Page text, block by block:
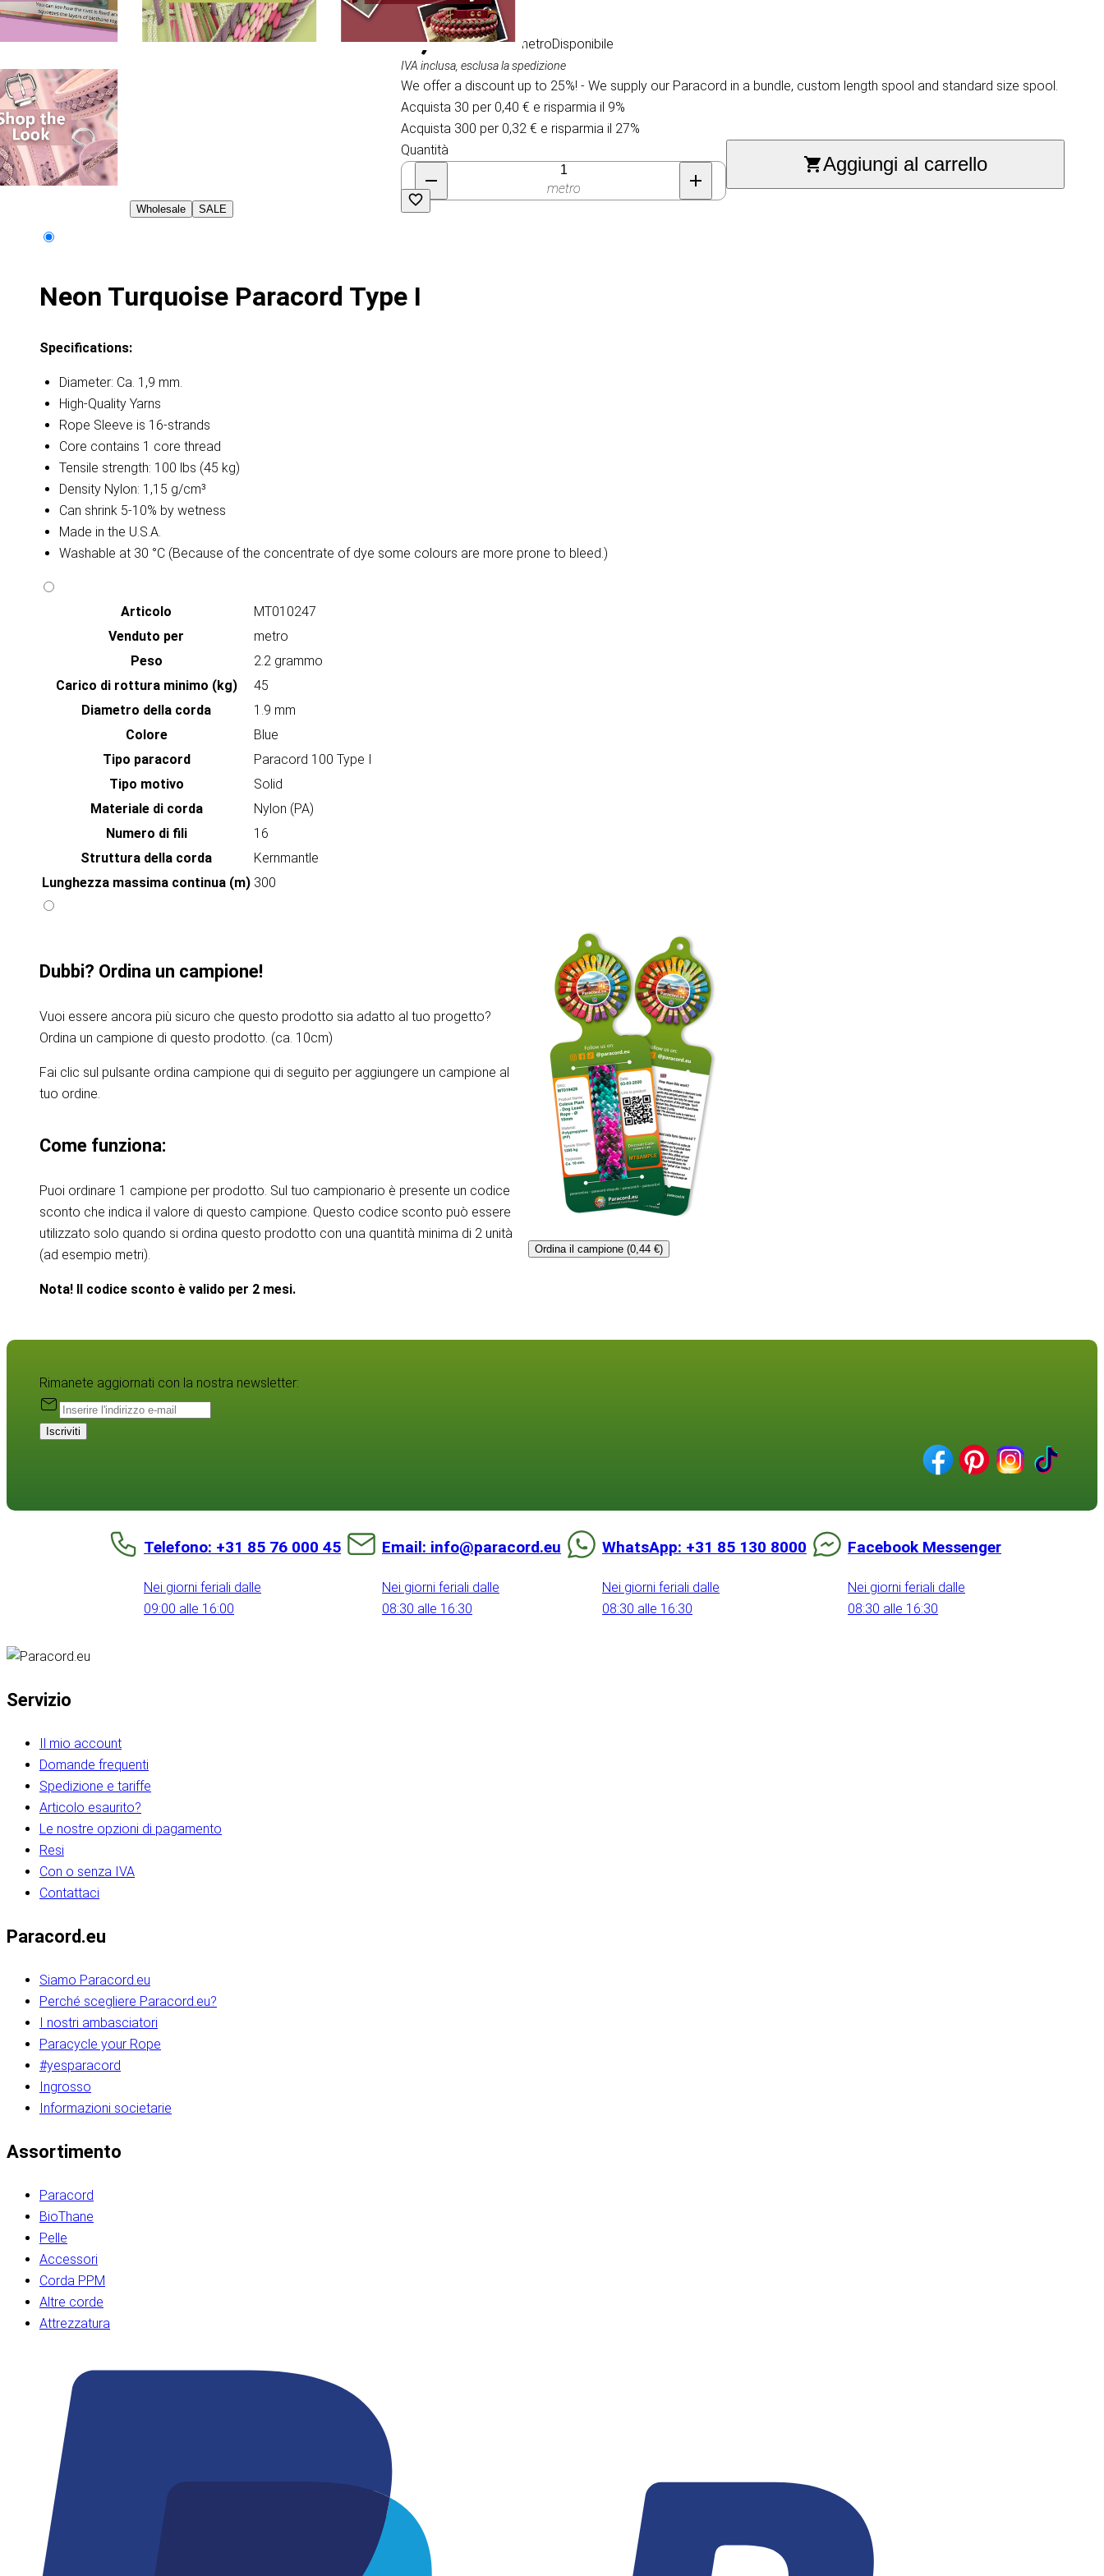
Wholesale SALE
0,44 €/ al metroDisponibile
IVA inclusa, esclusa la spedizione
We offer a discount up to 25%! - We supply our Paracord in a bundle, custom length spool and standard size spool.
Acquista 30 per 0,40 € e risparmia il 9%
Acquista 300 per 0,32 € e risparmia il 27%
Quantità
metro
Aggiungi al carrello
Neon Turquoise Paracord Type I
Specifications:
Diameter: Ca. 1,9 mm.
High-Quality Yarns
Rope Sleeve is 16-strands
Core contains 1 core thread
Tensile strength: 100 lbs (45 kg)
Density Nylon: 1,15 g/cm³
Can shrink 5-10% by wetness
Made in the U.S.A.
Washable at 30 °C (Because of the concentrate of dye some colours are more prone to bleed.)
Articolo
MT010247
Venduto per
metro
Peso
2.2 grammo
Carico di rottura minimo (kg)
45
Diametro della corda
1.9 mm
Colore
Blue
Tipo paracord
Paracord 100 Type I
Tipo motivo
Solid
Materiale di corda
Nylon (PA)
Numero di fili
16
Struttura della corda
Kernmantle
Lunghezza massima continua (m) 300
Dubbi? Ordina un campione!
Vuoi essere ancora più sicuro che questo prodotto sia adatto al tuo progetto?
Ordina un campione di questo prodotto. (ca. 10cm)
Fai clic sul pulsante ordina campione qui di seguito per aggiungere un campione al
tuo ordine.
Come funziona:
Puoi ordinare 1 campione per prodotto. Sul tuo campionario è presente un codice
sconto che indica il valore di questo campione. Questo codice sconto può essere
utilizzato solo quando si ordina questo prodotto con una quantità minima di 2 unità
(ad esempio metri).
Nota! Il codice sconto è valido per 2 mesi.
Ordina il campione (0,44 €)
Rimanete aggiornati con la nostra newsletter:
Iscriviti
Telefono: +31 85 76 000 45
Nei giorni feriali dalle
09:00 alle 16:00
Email: info@paracord.eu
Nei giorni feriali dalle
08:30 alle 16:30
WhatsApp: +31 85 130 8000
Nei giorni feriali dalle
08:30 alle 16:30
Facebook Messenger
Nei giorni feriali dalle
08:30 alle 16:30
Servizio
Il mio account
Domande frequenti
Spedizione e tariffe
Articolo esaurito?
Le nostre opzioni di pagamento
Resi
Con o senza IVA
Contattaci
Paracord.eu
Siamo Paracord.eu
Perché scegliere Paracord.eu?
I nostri ambasciatori
Paracycle your Rope
#yesparacord
Ingrosso
Informazioni societarie​​​​‌ ‍ ​‍​‍‌‍ ‌ ​‍‌‍‍‌‌‍‌ ‌‍‍‌‌‍ ‍​‍​‍​ ‍‍​‍​‍‌ ​ ‌‍​‌‌‍ ‍‌‍‍‌‌ ‌​‌ ‍‌​‍ ‍‌‍‍‌‌‍ ​‍​‍​‍ ​​‍​‍‌‍‍​‌ ​‍‌‍‌‌‌‍‌‍​‍​‍​ ‍‍​‍​‍‌‍‍​‌ ‌​‌ ‌​‌ ​​‌ ​ ​ ‍‍​‍ ​‍ ‌ ​​‌‍​‌‌ ​‍‌‍​‌‌‍​ ‌‍ ‌ ​‍‌‍‌​​‍ ‍‌ ​ ‌‍​‌‌‍ ‍‌‍‍‌‌ ‌​‌ ‍‌​‍ ‍‌ ​ ‌ ‌​‌ ‌‌‌‍‌​‌‍‍‌‌‍ ​‍ ‌‍‍‌‌‍ ‍‌ ‌​‌‍‌‌‌‍ ‍‌ ‌​​‍ ‌‍‌‌‌‍‌​‌‍‍‌‌ ‌​​‍ ‌‍ ‌‌‍ ‌‍‌​‌‍‌‌​ ‌‌ ​​‌ ​‍‌‍‌‌‌ ​ ‌‍‌‌‌‍ ‍‌ ‌​‌‍​‌‌ ‌​‌‍‍‌‌‍ ‌‍ ‍​ ‍ ‌‍‍‌‌‍‌​​ ‌‌‍‌‍‌‍ ‌‍ ‌ ‌​‌‍‌‌‌ ​‍​‍ ‌‌‍​‍‌ ​‍‌‍​‌‌‍ ‍‌‍‌​​‍ ‌‌‍‍‌‌‍ ‌‌ ​​‌ ​‍‌‍‍‌‌‍ ‍‌ ‌​​ ‍ ‌ ‌​‌ ‍‌‌ ​​‌‍‌‌​ ‌‌ ‌​‌ ​‍‌‍​‌‌‍ ‍‌ ​ ‌‍ ​‌‍​‌‌ ‌​‌‍‌‌‌‍‌​​‍ ‌‌‍ ‌‌‍‌‌‌ ​ ‌ ​ ‌‍​‌‌‍‌ ‌‍‌‌​ ‍ ‌ ​​‌‍​‌‌ ‌​‌‍‍​​ ‌‌ ‌‍‌‍​‌‌‍ ​‌ ‌‌‌‍‌‌​‍ ‍‌‍‍‌‌ ‌​‌‌ ‌​‍‌‌‌‌​​ ‌‍​‍‌‍​‌‌ ​ ‌‍‌‌‌‌‌‌‌ ​‍‌‍ ​​ ‌‌‍‍​‌ ‌​‌ ‌​‌ ​​‌ ​ ​‍‌‌​ ​ ‌​​‌​‍‌‌​ ​‍‌​‌‍​‍‌‌​ ​‍‌​‌‍‌ ​​‌‍​‌‌ ​‍‌‍​‌‌‍​ ‌‍ ‌ ​‍‌‍‌​​‍ ‍‌ ​ ‌‍​‌‌‍ ‍‌‍‍‌‌ ‌​‌ ‍‌​‍ ‍‌ ​ ‌ ‌​‌ ‌‌‌‍‌​‌‍‍‌‌‍ ​‍‌‍‌‍‍‌‌‍‌​​ ‌‌‍‌‍‌‍ ‌‍ ‌ ‌​‌‍‌‌‌ ​‍​‍ ‌‌‍​‍‌ ​‍‌‍​‌‌‍ ‍‌‍‌​​‍ ‌‌‍‍‌‌‍ ‌‌ ​​‌ ​‍‌‍‍‌‌‍ ‍‌ ‌​​‍‌‍‌ ‌​‌ ‍‌‌ ​​‌‍‌‌​ ‌‌ ‌​‌ ​‍‌‍​‌‌‍ ‍‌ ​ ‌‍ ​‌‍​‌‌ ‌​‌‍‌‌‌‍‌​​‍ ‌‌‍ ‌‌‍‌‌‌ ​ ‌ ​ ‌‍​‌‌‍‌ ‌‍‌‌​‍‌‍‌ ​​‌‍​‌‌ ‌​‌‍‍​​ ‌‌ ‌‍‌‍​‌‌‍ ​‌ ‌‌‌‍‌‌​‍ ‍‌‍‍‌‌ ‌​‌‌ ‌​‍‌‌‌‌​​‍‌‍‌ ​​‌‍‌‌‌ ​‍‌ ​ ‌ ​​‌‍‌‌‌‍​ ‌ ‌​‌‍‍‌‌ ‌‍‌‍‌‌​ ‌‌ ​​‌ ‌‌‌‍​‍‌‍ ​‌‍‍‌‌ ​ ‌‍‍​‌‍‌‌‌‍‌​​‍​‍‌ ‌​​​​‌ ‍ ​‍​‍‌‍ ‌ ​‍‌‍‍‌‌‍‌ ‌‍‍‌‌‍ ‍​‍​‍​ ‍‍​‍​‍‌ ​ ‌‍​‌‌‍ ‍‌‍‍‌‌ ‌​‌ ‍‌​‍ ‍‌‍‍‌‌‍ ​‍​‍​‍ ​​‍​‍‌‍‍​‌ ​‍‌‍‌‌‌‍‌‍​‍​‍​ ‍‍​‍​‍‌‍‍​‌ ‌​‌ ‌​‌ ​​‌ ​ ​ ‍‍​‍ ​‍ ‌ ​​‌‍​‌‌ ​‍‌‍​‌‌‍​ ‌‍ ‌ ​‍‌‍‌​​‍ ‍‌ ​ ‌‍​‌‌‍ ‍‌‍‍‌‌ ‌​‌ ‍‌​‍ ‍‌ ​ ‌ ‌​‌ ‌‌‌‍‌​‌‍‍‌‌‍ ​‍ ‌‍‍‌‌‍ ‍‌ ‌​‌‍‌‌‌‍ ‍‌ ‌​​‍ ‌‍‌‌‌‍‌​‌‍‍‌‌ ‌​​‍ ‌‍ ‌‌‍ ‌‍‌​‌‍‌‌​ ‌‌ ​​‌ ​‍‌‍‌‌‌ ​ ‌‍‌‌‌‍ ‍‌ ‌​‌‍​‌‌ ‌​‌‍‍‌‌‍ ‌‍ ‍​ ‍ ‌‍‍‌‌‍‌​​ ‌‌‍‌‍‌‍ ‌‍ ‌ ‌​‌‍‌‌‌ ​‍​‍ ‌‌‍​‍‌ ​‍‌‍​‌‌‍ ‍‌‍‌​​‍ ‌‌‍‍‌‌‍ ‌‌ ​​‌ ​‍‌‍‍‌‌‍ ‍‌ ‌​​ ‍ ‌ ‌​‌ ‍‌‌ ​​‌‍‌‌​ ‌‌ ‌​‌ ​‍‌‍​‌‌‍ ‍‌ ​ ‌‍ ​‌‍​‌‌ ‌​‌‍‌‌‌‍‌​​‍ ‌‌‍ ‌‌‍‌‌‌ ​ ‌ ​ ‌‍​‌‌‍‌ ‌‍‌‌​ ‍ ‌ ​​‌‍​‌‌ ‌​‌‍‍​​ ‌‌ ‌‍‌‍​‌‌‍ ​‌ ‌‌‌‍‌‌​‍ ‍‌‍‍‌‌ ‌​‌‌ ‌​‍‌‌‌‌​​ ‌‍​‍‌‍​‌‌ ​ ‌‍‌‌‌‌‌‌‌ ​‍‌‍ ​​ ‌‌‍‍​‌ ‌​‌ ‌​‌ ​​‌ ​ ​‍‌‌​ ​ ‌​​‌​‍‌‌​ ​‍‌​‌‍​‍‌‌​ ​‍‌​‌‍‌ ​​‌‍​‌‌ ​‍‌‍​‌‌‍​ ‌‍ ‌ ​‍‌‍‌​​‍ ‍‌ ​ ‌‍​‌‌‍ ‍‌‍‍‌‌ ‌​‌ ‍‌​‍ ‍‌ ​ ‌ ‌​‌ ‌‌‌‍‌​‌‍‍‌‌‍ ​‍‌‍‌‍‍‌‌‍‌​​ ‌‌‍‌‍‌‍ ‌‍ ‌ ‌​‌‍‌‌‌ ​‍​‍ ‌‌‍​‍‌ ​‍‌‍​‌‌‍ ‍‌‍‌​​‍ ‌‌‍‍‌‌‍ ‌‌ ​​‌ ​‍‌‍‍‌‌‍ ‍‌ ‌​​‍‌‍‌ ‌​‌ ‍‌‌ ​​‌‍‌‌​ ‌‌ ‌​‌ ​‍‌‍​‌‌‍ ‍‌ ​ ‌‍ ​‌‍​‌‌ ‌​‌‍‌‌‌‍‌​​‍ ‌‌‍ ‌‌‍‌‌‌ ​ ‌ ​ ‌‍​‌‌‍‌ ‌‍‌‌​‍‌‍‌ ​​‌‍​‌‌ ‌​‌‍‍​​ ‌‌ ‌‍‌‍​‌‌‍ ​‌ ‌‌‌‍‌‌​‍ ‍‌‍‍‌‌ ‌​‌‌ ‌​‍‌‌‌‌​​‍‌‍‌ ​​‌‍‌‌‌ ​‍‌ ​ ‌ ​​‌‍‌‌‌‍​ ‌ ‌​‌‍‍‌‌ ‌‍‌‍‌‌​ ‌‌ ​​‌ ‌‌‌‍​‍‌‍ ​‌‍‍‌‌ ​ ‌‍‍​‌‍‌‌‌‍‌​​‍​‍‌ ‌
Assortimento
Paracord
BioThane
Pelle
Accessori
Corda PPM
Altre corde
Attrezzatura